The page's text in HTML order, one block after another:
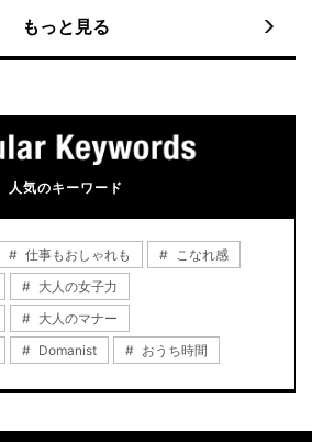
もっと見る
人気のキーワード
仕事もおしゃれも
こなれ感
大人の女子力
大人のマナー
Domanist おうち時間